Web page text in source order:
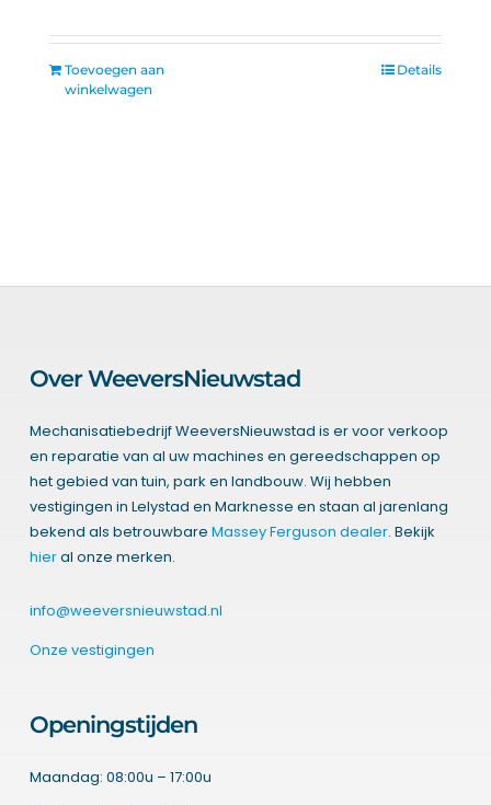
Toevoegen aan
winkelwagen
Details
Over WeeversNieuwstad
Mechanisatiebedrijf WeeversNieuwstad is er voor verkoop
en reparatie van al uw machines en gereedschappen op
het gebied van tuin, park en landbouw. Wij hebben
vestigingen in Lelystad en Marknesse en staan al jarenlang
bekend als betrouwbare Massey Ferguson dealer. Bekijk
hieral onze merken.
info@weeversnieuwstad.nl
Onze vestigingen
Openingstijden
Maandag: 08:00u – 17:00u